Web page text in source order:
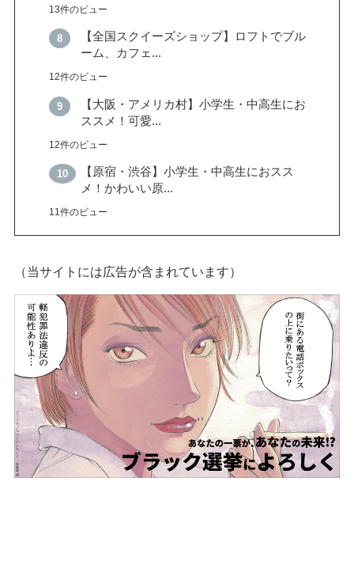
13件のビュー
【全国スクイーズショップ】ロフトでブル
ーム、カフェ...
12件のビュー
【大阪・アメリカ村】小学生・中高生にお
ススメ！可愛...
12件のビュー
【原宿・渋谷】小学生・中高生におスス
メ！かわいい原...
11件のビュー
（当サイトには広告が含まれています）